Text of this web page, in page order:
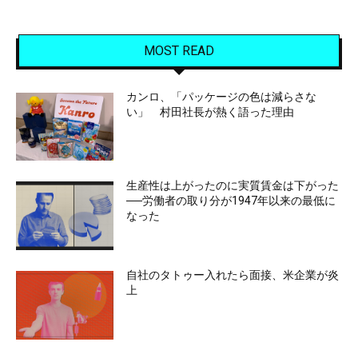
MOST READ
カンロ、「パッケージの色は減らさな
い」 村田社長が熱く語った理由
生産性は上がったのに実質賃金は下がった
──労働者の取り分が1947年以来の最低に
なった
自社のタトゥー入れたら面接、米企業が炎
上